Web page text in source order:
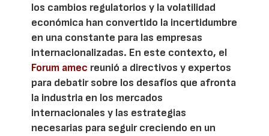
los cambios regulatorios y la volatilidad
económica han convertido la incertidumbre
en una constante para las empresas
internacionalizadas. En este contexto, el
Forum amec reunió a directivos y expertos
para debatir sobre los desafíos que afronta
la industria en los mercados
internacionales y las estrategias
necesarias para seguir creciendo en un